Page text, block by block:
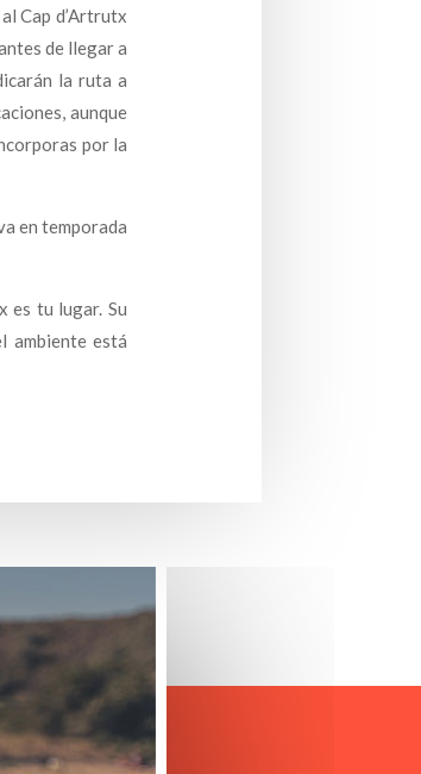
Cap d’Artrutx
de llegar a
la ruta a
aunque
por la
en temporada
es tu lugar. Su
ambiente está